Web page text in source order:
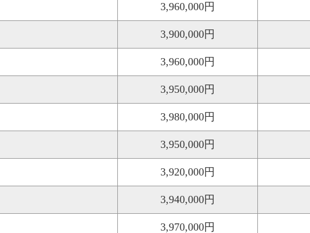
3,960,000円
3,900,000円
3,960,000円
3,950,000円
3,980,000円
3,950,000円
3,920,000円
3,940,000円
3,970,000円